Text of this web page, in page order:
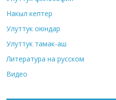
Накыл кептер
Улуттук оюндар
Улуттук тамак-аш
Литература на русском
Видео